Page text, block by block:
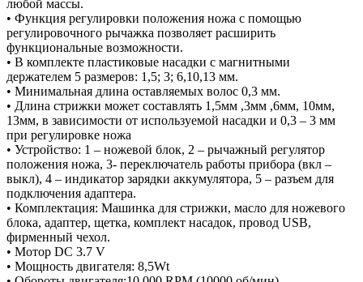
любой массы.
• Функция регулировки положения ножа с помощью
регулировочного рычажка позволяет расширить
функциональные возможности.
• В комплекте пластиковые насадки с магнитными
держателем 5 размеров: 1,5; 3; 6,10,13 мм.
• Минимальная длина оставляемых волос 0,3 мм.
• Длина стрижки может составлять 1,5мм ,3мм ,6мм, 10мм,
13мм, в зависимости от используемой насадки и 0,3 – 3 мм
при регулировке ножа
• Устройство: 1 – ножевой блок, 2 – рычажный регулятор
положения ножа, 3- переключатель работы прибора (вкл –
выкл), 4 – индикатор зарядки аккумулятора, 5 – разъем для
подключения адаптера.
• Комплектация: Машинка для стрижки, масло для ножевого
блока, адаптер, щетка, комплект насадок, провод USB,
фирменный чехол.
• Мотор DC 3.7 V
• Мощность двигателя: 8,5Wt